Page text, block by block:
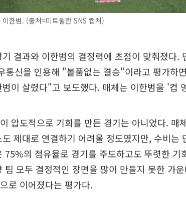
한범. (출처=미트윌란 SNS 캡처)
결과와 이한범의 결정력에 초점이 맞춰졌다.
통신을 인용해 "볼품없는 결승"이라고 평가하
이 살렸다"고 보도했다. 매체는 이한범을 '컵
압도적으로 기회를 만든 경기는 아니었다. 매
제대로 연결하기 어려울 정도였지만, 수비는
75%의 점유율로 경기를 주도하고도 뚜렷한 기
팀 모두 결정적인 장면을 많이 만들지 못한 가
로 이어졌다는 평가다.